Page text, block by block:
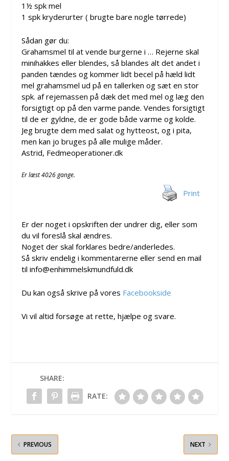
1½ spk mel
1 spk kryderurter ( brugte bare nogle tørrede)
Sådan gør du:
Grahamsmel til at vende burgerne i … Rejerne skal
minihakkes eller blendes, så blandes alt det andet i
panden tændes og kommer lidt becel på hæld lidt
mel grahamsmel ud på en tallerken og sæt en stor
spk. af rejemassen på dæk det med mel og læg den
forsigtigt op på den varme pande. Vendes forsigtigt
til de er gyldne, de er gode både varme og kolde.
Jeg brugte dem med salat og hytteost, og i pita,
men kan jo bruges på alle mulige måder.
Astrid, Fedmeoperationer.dk
Er læst 4026 gange.
Print
Er der noget i opskriften der undrer dig, eller som
du vil foreslå skal ændres.
Noget der skal forklares bedre/anderledes.
Så skriv endelig i kommentarerne eller send en mail
til info@enhimmelskmundfuld.dk
Du kan også skrive på vores Facebookside
Vi vil altid forsøge at rette, hjælpe og svare.
SHARE:
RATE:
PREVIOUS NEXT